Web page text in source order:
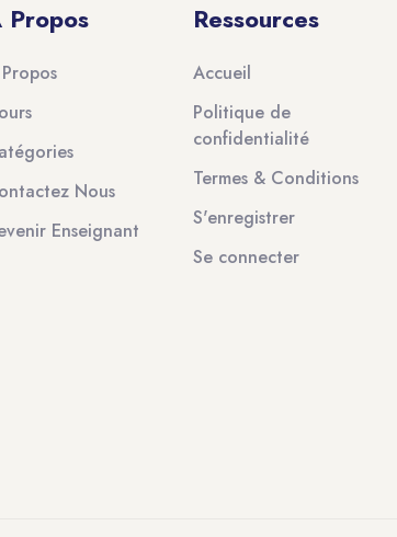
Propos
Nous
Enseignant
Ressources
Accueil
Politique de
confidentialité
Termes & Conditions
S'enregistrer
Se connecter